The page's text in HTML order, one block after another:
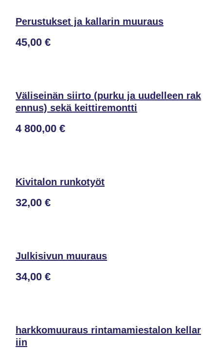
Perustukset ja kallarin muuraus
45,00 €
Väliseinän siirto (purku ja uudelleen rak
ennus) sekä keittiremontti
4 800,00 €
Kivitalon runkotyöt
32,00 €
Julkisivun muuraus
34,00 €
harkkomuuraus rintamamiestalon kellar
iin